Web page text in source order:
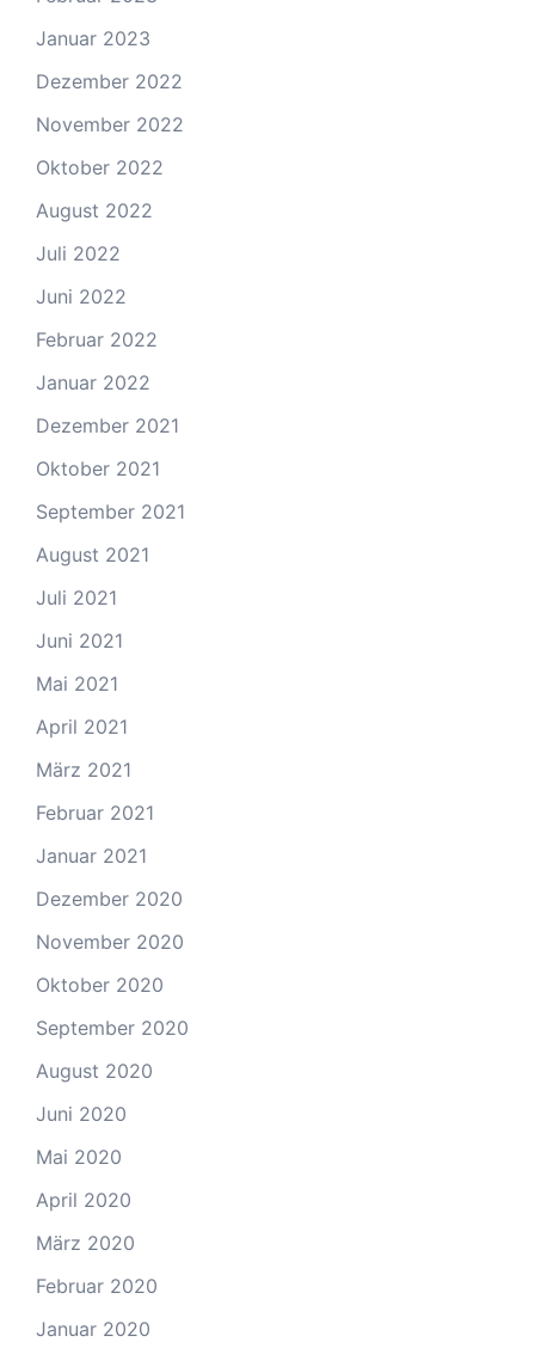
Januar 2023
Dezember 2022
November 2022
Oktober 2022
August 2022
Juli 2022
Juni 2022
Februar 2022
Januar 2022
Dezember 2021
Oktober 2021
September 2021
August 2021
Juli 2021
Juni 2021
Mai 2021
April 2021
März 2021
Februar 2021
Januar 2021
Dezember 2020
November 2020
Oktober 2020
September 2020
August 2020
Juni 2020
Mai 2020
April 2020
März 2020
Februar 2020
Januar 2020